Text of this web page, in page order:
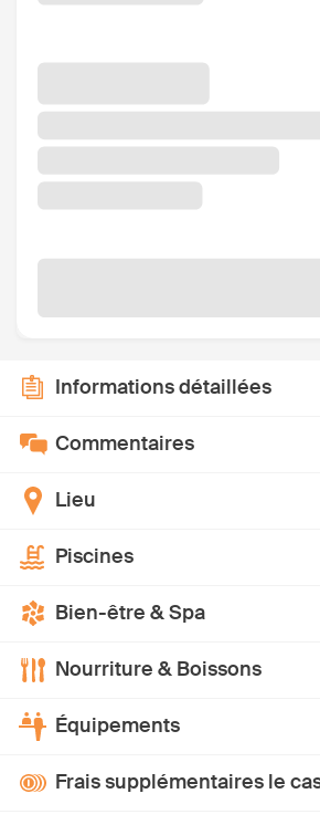
Informations détaillées
Commentaires
Lieu
Piscines
Bien-être & Spa
Nourriture & Boissons
Équipements
Frais supplémentaires le